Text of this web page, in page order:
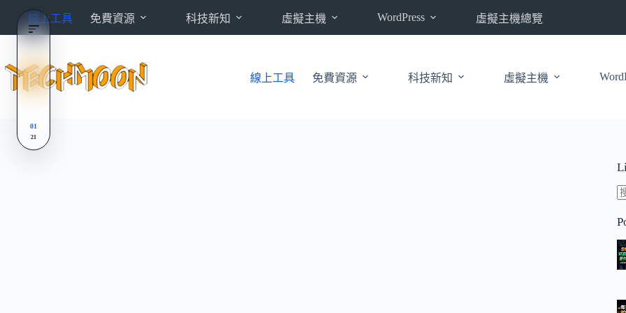
內
線上工具 免費資源 科技新知 虛擬主機 WordPress 虛擬主機總覽
線上工具 免費資源 科技新知 虛擬主機
01
21